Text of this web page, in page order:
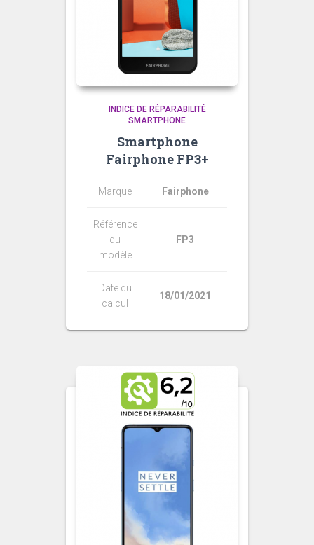
INDICE DE RÉPARABILITÉ
SMARTPHONE
Smartphone
Fairphone FP3+
Marque Fairphone
Référence
du
modèle
FP3
Date du
calcul
18/01/2021